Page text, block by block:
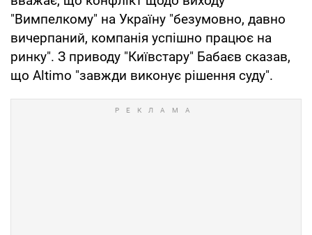
"Вимпелкому" на Україну "безумовно, давно
вичерпаний, компанія успішно працює на
ринку". З приводу "Київстару" Бабаєв сказав,
що Altimo "завжди виконує рішення суду".